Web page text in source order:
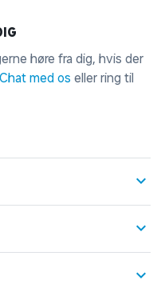
høre fra dig, hvis der
Chat med os eller ring til